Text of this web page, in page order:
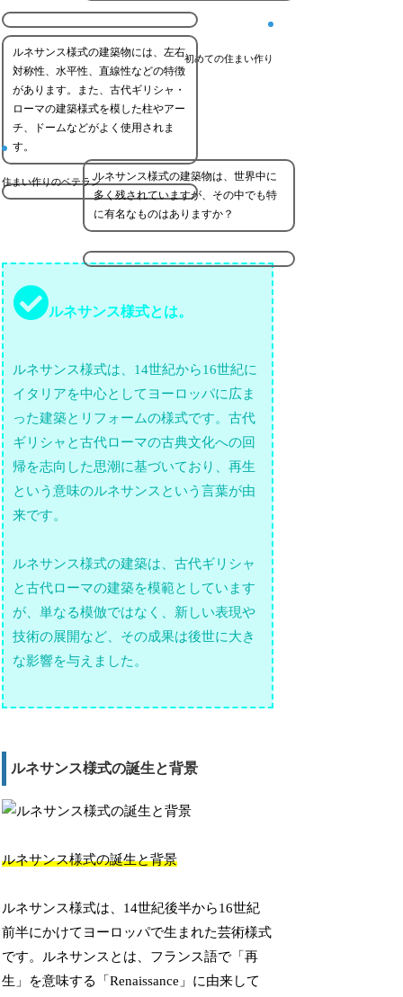
初めての住まい作り
ルネサンス様式の建築物には、左右
対称性、水平性、直線性などの特徴
があります。また、古代ギリシャ・
ローマの建築様式を模した柱やアー
チ、ドームなどがよく使用されま
す。
住まい作りのベテランルネサンス様式の建築物は、世界中に
多く残されていますが、その中でも特
に有名なものはありますか？
ルネサンス様式とは。
ルネサンス様式は、14世紀から16世紀に
イタリアを中心としてヨーロッパに広ま
った建築とリフォームの様式です。古代
ギリシャと古代ローマの古典文化への回
帰を志向した思潮に基づいており、再生
という意味のルネサンスという言葉が由
来です。
ルネサンス様式の建築は、古代ギリシャ
と古代ローマの建築を模範としています
が、単なる模倣ではなく、新しい表現や
技術の展開など、その成果は後世に大き
な影響を与えました。
ルネサンス様式の誕生と背景
ルネサンス様式の誕生と背景
ルネサンス様式は、14世紀後半から16世紀
前半にかけてヨーロッパで生まれた芸術様式
です。ルネサンスとは、フランス語で「再
生」を意味する「Renaissance」に由来して